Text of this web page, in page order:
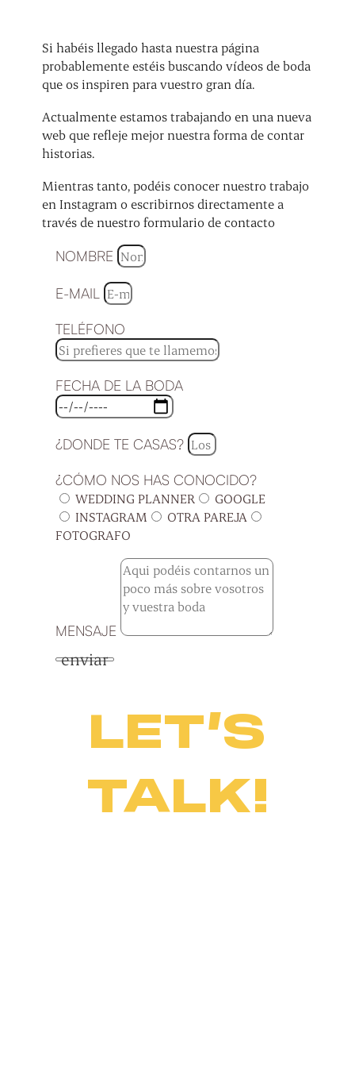
Si habéis llegado hasta nuestra página
probablemente estéis buscando vídeos de boda
que os inspiren para vuestro gran día.
Actualmente estamos trabajando en una nueva
web que refleje mejor nuestra forma de contar
historias.
Mientras tanto, podéis conocer nuestro trabajo
en Instagram o escribirnos directamente a
través de nuestro formulario de contacto
NOMBRE
E-MAIL
TELÉFONO
FECHA DE LA BODA
¿DONDE TE CASAS?
¿CÓMO NOS HAS CONOCIDO?
WEDDING PLANNER
GOOGLE
INSTAGRAM
OTRA PAREJA
FOTOGRAFO
MENSAJE
enviar
LET’S
TALK!